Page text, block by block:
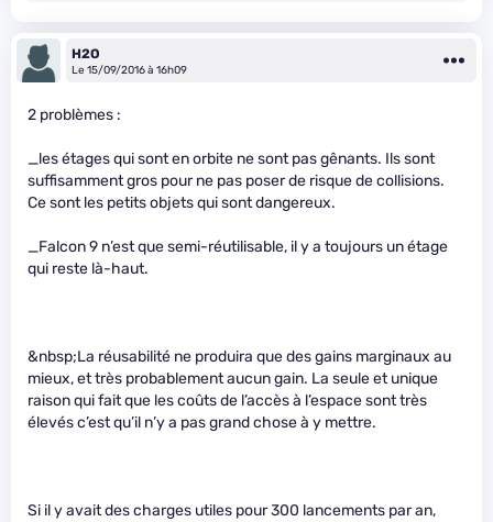
H2O
Le 15/09/2016 à 16h09
2 problèmes :
_les étages qui sont en orbite ne sont pas gênants. Ils sont
suffisamment gros pour ne pas poser de risque de collisions.
Ce sont les petits objets qui sont dangereux.
_Falcon 9 n’est que semi-réutilisable, il y a toujours un étage
qui reste là-haut.
&nbsp;La réusabilité ne produira que des gains marginaux au
mieux, et très probablement aucun gain. La seule et unique
raison qui fait que les coûts de l’accès à l’espace sont très
élevés c’est qu’il n’y a pas grand chose à y mettre.
Si il y avait des charges utiles pour 300 lancements par an,